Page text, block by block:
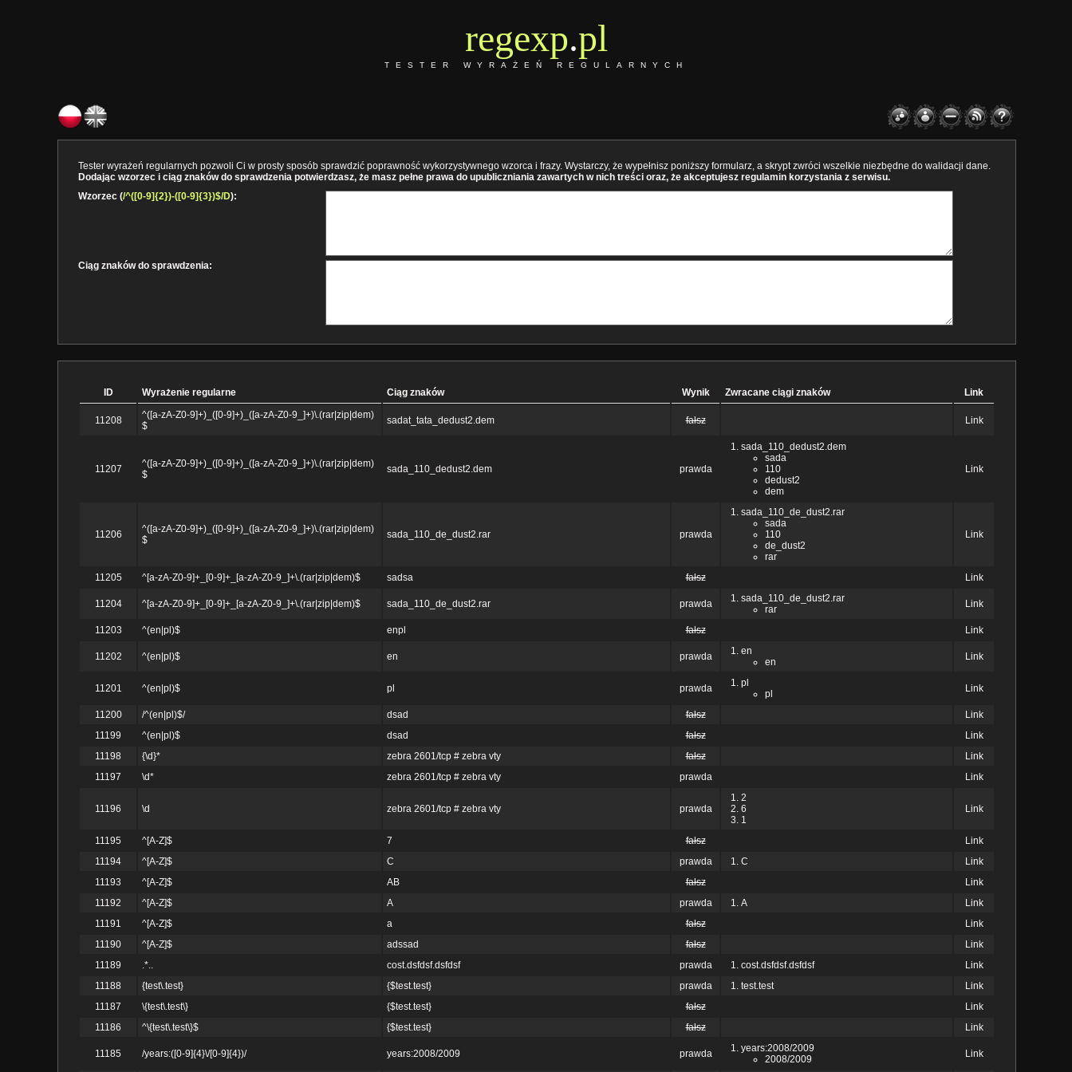
regexp.pl
TESTER WYRAŻEŃ REGULARNYCH
Tester wyrażeń regularnych pozwoli Ci w prosty sposób sprawdzić poprawność wykorzystywnego wzorca i frazy. Wystarczy, że wypełnisz poniższy formularz, a skrypt zwróci wszelkie niezbędne do walidacji dane.
Dodając wzorzec i ciąg znaków do sprawdzenia potwierdzasz, że masz pełne prawa do upubliczniania zawartych w nich treści oraz, że akceptujesz regulamin korzystania z serwisu.
Wzorzec (/^([0-9]{2})-([0-9]{3})$/D):
Ciąg znaków do sprawdzenia:
ID Wyrażenie regularne Ciąg znaków Wynik Zwracane ciągi znaków Link
11208
^([a-zA-Z0-9]+)_([0-9]+)_([a-zA-Z0-9_]+)\.(rar|zip|dem)
$
sadat_tata_dedust2.dem fałsz Link
11207
^([a-zA-Z0-9]+)_([0-9]+)_([a-zA-Z0-9_]+)\.(rar|zip|dem)
$
sada_110_dedust2.dem prawda
sada_110_dedust2.dem
sada
110
dedust2
dem
Link
11206
^([a-zA-Z0-9]+)_([0-9]+)_([a-zA-Z0-9_]+)\.(rar|zip|dem)
$
sada_110_de_dust2.rar prawda
sada_110_de_dust2.rar
sada
110
de_dust2
rar
Link
11205 ^[a-zA-Z0-9]+_[0-9]+_[a-zA-Z0-9_]+\.(rar|zip|dem)$ sadsa fałsz Link
11204 ^[a-zA-Z0-9]+_[0-9]+_[a-zA-Z0-9_]+\.(rar|zip|dem)$ sada_110_de_dust2.rar prawda
sada_110_de_dust2.rar
rar
Link
11203 ^(en|pl)$ enpl fałsz Link
11202 ^(en|pl)$ en prawda
en
en
Link
11201 ^(en|pl)$ pl prawda
pl
pl
Link
11200 /^(en|pl)$/ dsad fałsz
Link
11199
^(en|pl)$ dsad fałsz
Link
11198
{\d}* zebra 2601/tcp # zebra vty fałsz
Link
11197
\d* zebra 2601/tcp # zebra vty prawda Link
11196 \d zebra 2601/tcp # zebra vty prawda
2
6
1
Link
11195 ^[A-Z]$ 7 fałsz
Link
11194
^[A-Z]$ C prawda C
Link
11193
^[A-Z]$ AB fałsz
Link
11192
^[A-Z]$ A prawda A
Link
11191
^[A-Z]$ a fałsz
Link
11190
^[A-Z]$ adssad fałsz
Link
11189
.*.. cost.dsfdsf.dsfdsf prawda cost.dsfdsf.dsfdsf
Link
11188
{test\.test} {$test.test} prawda test.test
Link
11187
\{test\.test\} {$test.test} fałsz
Link
11186
^\{test\.test\}$ {$test.test} fałsz Link
11185 /years:([0-9]{4}\/[0-9]{4})/ years:2008/2009 prawda
years:2008/2009
2008/2009
Link